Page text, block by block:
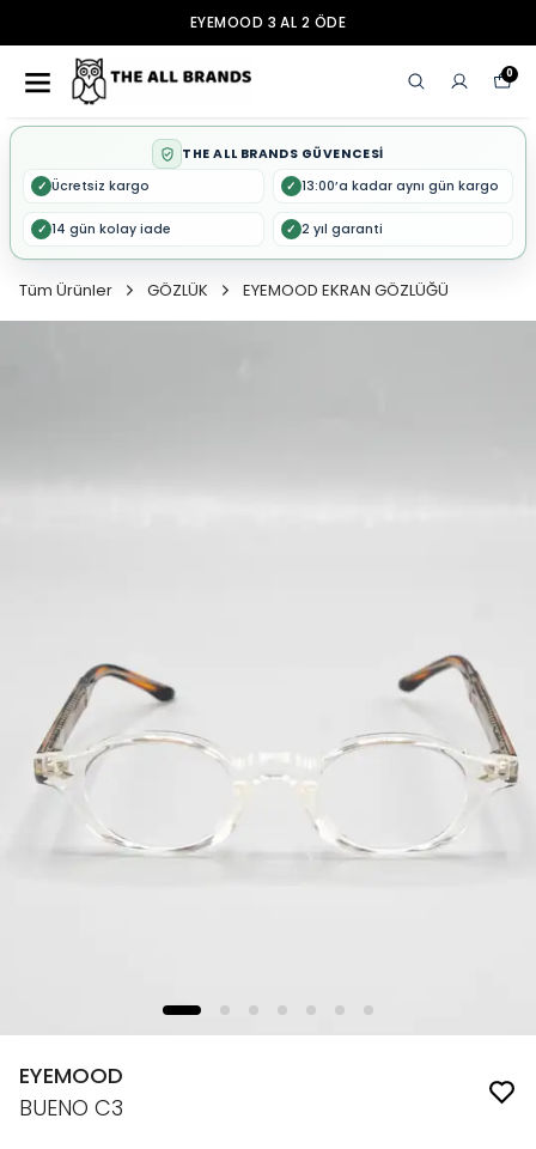
EYEMOOD 3 AL 2 ÖDE
0
THE ALL BRANDS GÜVENCESİ
✓ Ücretsiz kargo ✓ 13:00’a kadar aynı gün kargo
✓ 14 gün kolay iade ✓ 2 yıl garanti
Tüm Ürünler GÖZLÜK EYEMOOD EKRAN GÖZLÜĞÜ
EYEMOOD
BUENO C3